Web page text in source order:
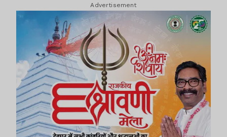
Advertisement